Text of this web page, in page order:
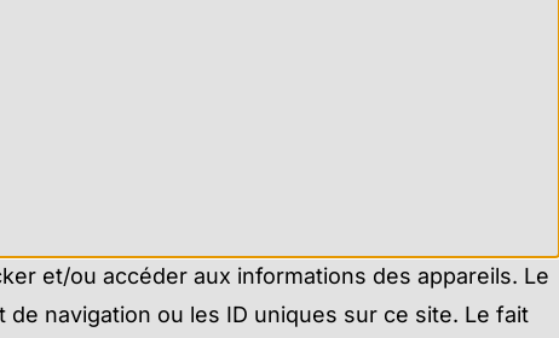
et/ou accéder aux informations des appareils. Le
navigation ou les ID uniques sur ce site. Le fait